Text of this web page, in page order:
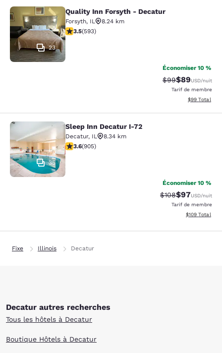
Quality Inn Forsyth - Decatur
23
Quality Inn Forsyth - Decatur
Forsyth, IL
8.24 km
3.45 étoiles. Bien. 593 commentaires
3.5(593)
Économiser 10 %
Tarif barré :
$99Tarif réduit :
$89USD/nuit
Tarif de membre
Afficher les
$99 Total
Sleep Inn Decatur I-72
35
Sleep Inn Decatur I-72
Decatur, IL
8.34 km
3.57 étoiles. Bien. 905 commentaires
3.6(905)
Économiser 10 %
Tarif barré :
$108Tarif réduit :
$97USD/nuit
Tarif de membre
Afficher les
$109 Total
Fixe Illinois Decatur
Decatur autres recherches
Tous les hôtels à Decatur
Boutique Hôtels à Decatur